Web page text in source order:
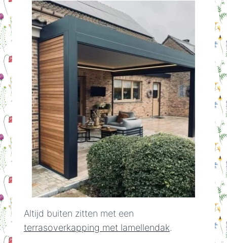
Altijd buiten zitten met een
terrasoverkapping met lamellendak.